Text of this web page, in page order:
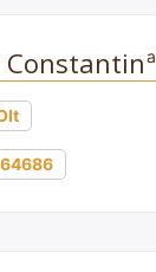
Constantin